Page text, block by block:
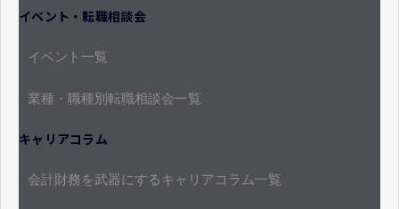
イベント・転職相談会
イベント一覧
業種・職種別転職相談会一覧
キャリアコラム
会計財務を武器にするキャリアコラム一覧